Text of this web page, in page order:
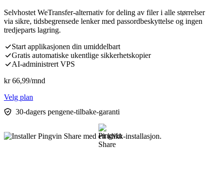
Selvhostet WeTransfer-alternativ for deling av filer i alle størrelser
via sikre, tidsbegrensede lenker med passordbeskyttelse og ingen
tredjeparts lagring.
Start applikasjonen din umiddelbart
Gratis automatiske ukentlige sikkerhetskopier
AI-administrert VPS
kr 66,99/mnd
Velg plan
30-dagers pengene-tilbake-garanti